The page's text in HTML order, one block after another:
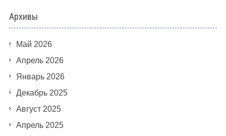
Архивы
Май 2026
Апрель 2026
Январь 2026
Декабрь 2025
Август 2025
Апрель 2025